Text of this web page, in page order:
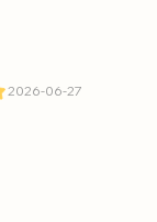
2026-06-27